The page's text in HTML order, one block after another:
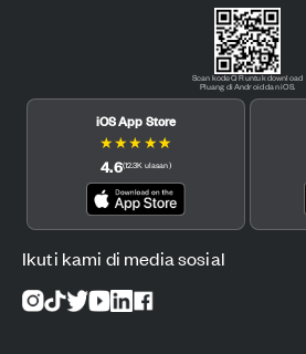
Scan kode QR untuk download
Pluang di Android dan iOS.
iOS App Store
★★★ ★★
4.6(12.3K ulasan)
Ikuti kami di media sosial